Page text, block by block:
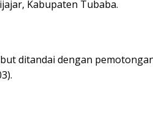
Kabupaten Tubaba.
ditandai dengan